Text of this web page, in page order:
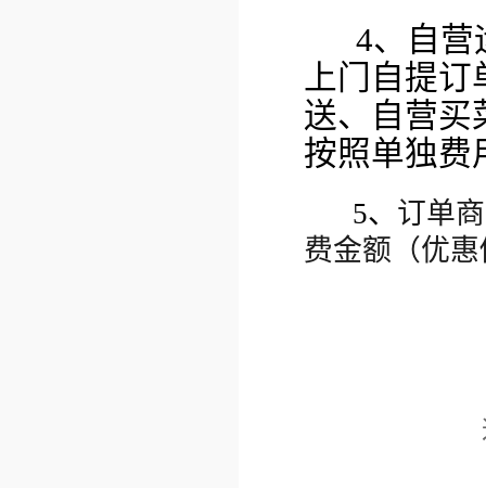
4、自营
上门自提订
送、自营买
按照单独费
5、 订单
费金额（优